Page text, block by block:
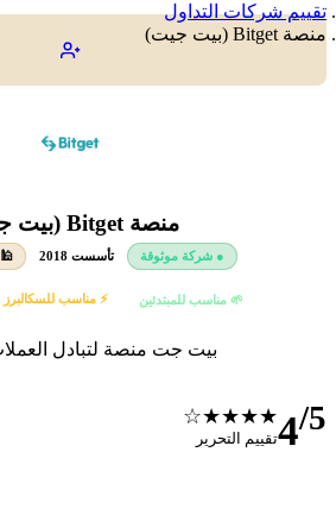
تقييم شركات التداول
منصة Bitget (بيت جيت)
منصة Bitget (بيت جيت)
● شركة موثوقة تأسست 2018
🌱 مناسب للمبتدئين ⚡ مناسب للسكالبرز
بيت جت منصة لتبادل
4/5
★★★★☆
تقييم التحرير